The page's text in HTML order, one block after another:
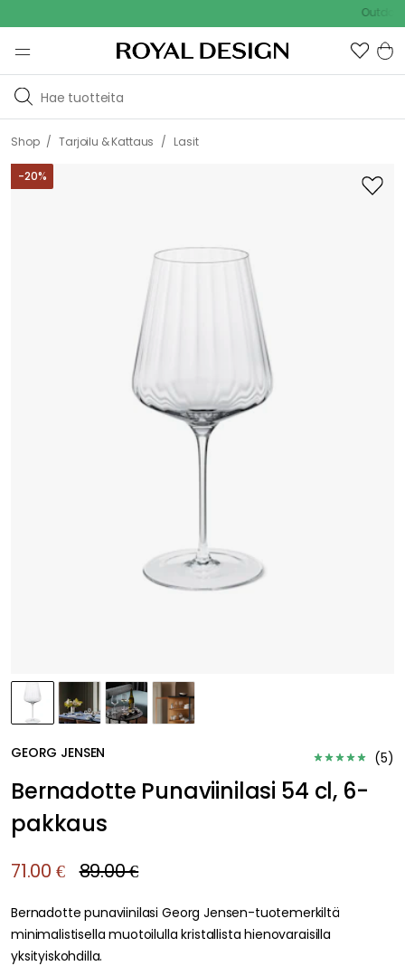
Outdoor Sale
Shop / Tarjoilu & Kattaus / Lasit
-20%
GEORG JENSEN (5)
Bernadotte Punaviinilasi 54 cl, 6-
pakkaus
71.00 € 89.00 €
Bernadotte punaviinilasi Georg Jensen-tuotemerkiltä
minimalistisella muotoilulla kristallista hienovaraisilla
yksityiskohdilla.